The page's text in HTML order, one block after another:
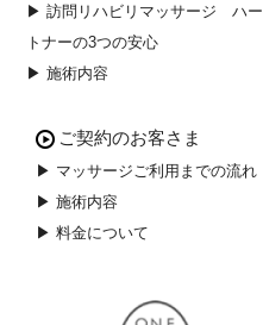
▶ 訪問リハビリマッサージ ハー
トナーの3つの安心
▶ 施術内容
ご契約のお客さま
▶ マッサージご利用までの流れ
▶ 施術内容
▶ 料金について